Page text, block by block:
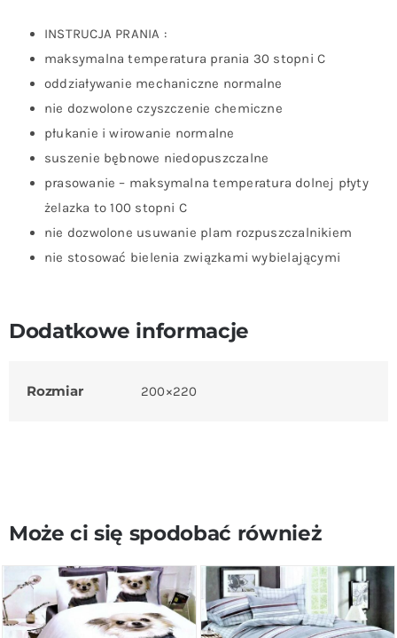
INSTRUCJA PRANIA :
maksymalna temperatura prania 30 stopni C
oddziaływanie mechaniczne normalne
nie dozwolone czyszczenie chemiczne
płukanie i wirowanie normalne
suszenie bębnowe niedopuszczalne
prasowanie – maksymalna temperatura dolnej płyty
żelazka to 100 stopni C
nie dozwolone usuwanie plam rozpuszczalnikiem
nie stosować bielenia związkami wybielającymi
Dodatkowe informacje
Rozmiar 200×220
Może ci się spodobać również
DODAJ DO KOSZYKA / DODAJ DO KOSZYKA /